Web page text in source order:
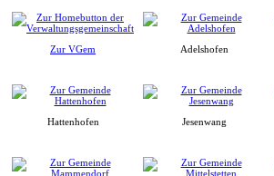
Zur VGem Adelshofen
Hattenhofen Jesenwang